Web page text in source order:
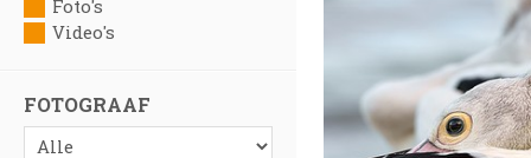
Foto's
Video's
FOTOGRAAF